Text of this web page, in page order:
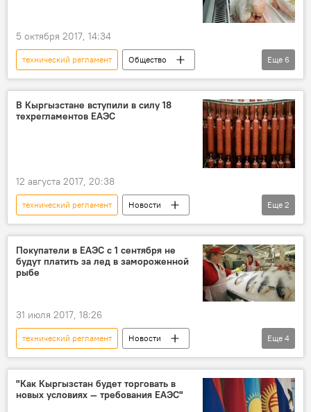
5 октября 2017, 14:34
технический регламент
Общество
Новости
Кыргызстан
экономика
Бишкек
питание
Еще 6
В Кыргызстане вступили в силу 18
техрегламентов ЕАЭС
12 августа 2017, 20:38
технический регламент
Новости
Кыргызстан
экономика
Еще 2
Покупатели в ЕАЭС с 1 сентября не
будут платить за лед в замороженной
рыбе
31 июля 2017, 18:26
технический регламент
Новости
Кыргызстан
экономика
рыба
регламент
Еще 4
"Как Кыргызстан будет торговать в
новых условиях — требования ЕАЭС"